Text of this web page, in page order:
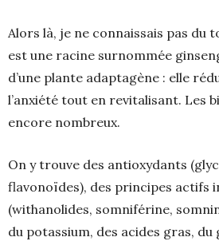
Alors là, je ne connaissais pas du
est une racine surnommée
d’une plante adaptagène : elle
l’anxiété tout en revitalisant. Les
encore nombreux.
On y trouve des antioxydants
flavonoïdes), des principes actifs
(withanolides, somniférine,
du potassium, des acides gras, du